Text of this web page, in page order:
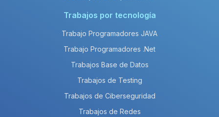
Trabajos por tecnología
Trabajo Programadores JAVA
Trabajo Programadores .Net
Trabajos Base de Datos
Trabajos de Testing
Trabajos de Ciberseguridad
Trabajos de Redes